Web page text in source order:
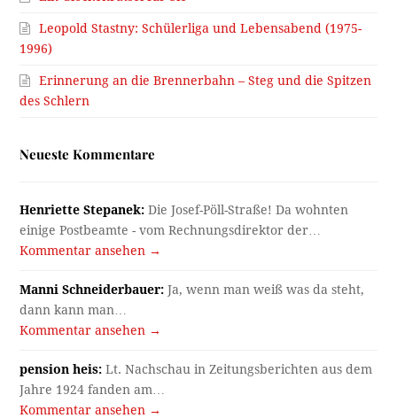
Leopold Stastny: Schülerliga und Lebensabend (1975-
1996)
Erinnerung an die Brennerbahn – Steg und die Spitzen
des Schlern
Neueste Kommentare
Henriette Stepanek: Die Josef-Pöll-Straße! Da wohnten
einige Postbeamte - vom Rechnungsdirektor der…
Kommentar ansehen →
Manni Schneiderbauer: Ja, wenn man weiß was da steht,
dann kann man…
Kommentar ansehen →
pension heis: Lt. Nachschau in Zeitungsberichten aus dem
Jahre 1924 fanden am…
Kommentar ansehen →